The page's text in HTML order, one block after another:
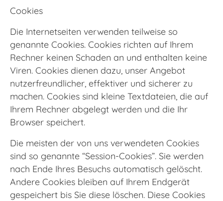
Cookies
Die Internetseiten verwenden teilweise so
genannte Cookies. Cookies richten auf Ihrem
Rechner keinen Schaden an und enthalten keine
Viren. Cookies dienen dazu, unser Angebot
nutzerfreundlicher, effektiver und sicherer zu
machen. Cookies sind kleine Textdateien, die auf
Ihrem Rechner abgelegt werden und die Ihr
Browser speichert.
Die meisten der von uns verwendeten Cookies
sind so genannte “Session-Cookies”. Sie werden
nach Ende Ihres Besuchs automatisch gelöscht.
Andere Cookies bleiben auf Ihrem Endgerät
gespeichert bis Sie diese löschen. Diese Cookies